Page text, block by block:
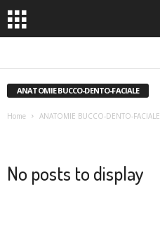
ANATOMIE BUCCO-DENTO-FACIALE
Home ANATOMIE BUCCO-DENTO-FACIALE
No posts to display